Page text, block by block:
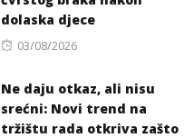
dolaska djece
Posted
03/08/2026
Ne daju otkaz, ali nisu
srećni: Novi trend na
tržištu rada otkriva zašto